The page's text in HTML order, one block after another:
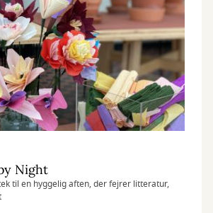
Night
til en hyggelig aften, der fejrer litteratur,